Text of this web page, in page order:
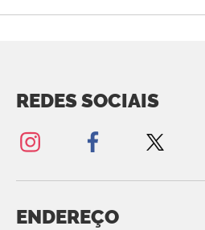
REDES SOCIAIS
ENDEREÇO